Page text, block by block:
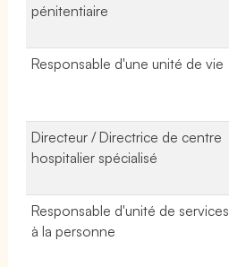
pénitentiaire
Responsable d'une unité de vie
Directeur / Directrice de centre
hospitalier spécialisé
Responsable d'unité de services
à la personne